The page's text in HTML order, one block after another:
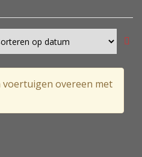
voertuigen overeen met